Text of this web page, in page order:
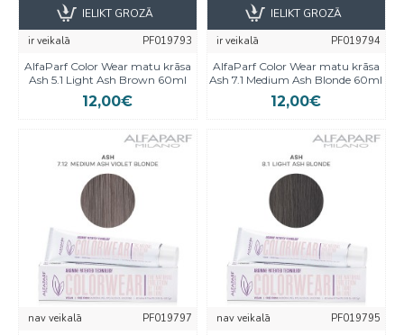
ir veikalā
PF019793
AlfaParf Color Wear matu krāsa
Ash 5.1 Light Ash Brown 60ml
12,00€
IELIKT GROZĀ
ir veikalā
PF019794
AlfaParf Color Wear matu krāsa
Ash 7.1 Medium Ash Blonde 60ml
12,00€
IELIKT GROZĀ
nav veikalā
PF019797
nav veikalā
PF019795